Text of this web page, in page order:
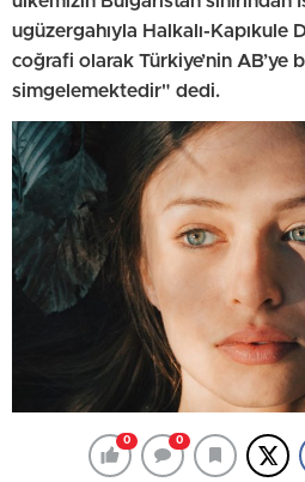
ugüzergahıyla Halkalı-Kapıkule
coğrafi olarak Türkiye’nin AB’ye
simgelemektedir" dedi.
0 0